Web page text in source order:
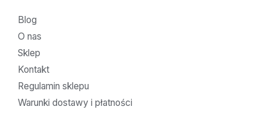
Blog
O nas
Sklep
Kontakt
Regulamin sklepu
Warunki dostawy i płatności